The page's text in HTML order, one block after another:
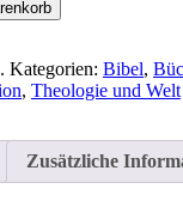
Kategorien: Bibel,
, Theologie und Welt
Zusätzliche